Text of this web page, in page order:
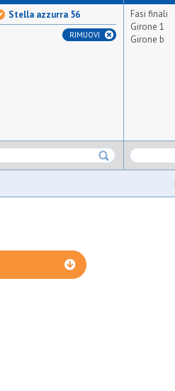
Stella azzurra 56
RIMUOVI
Fasi finali
Girone 1
Girone b